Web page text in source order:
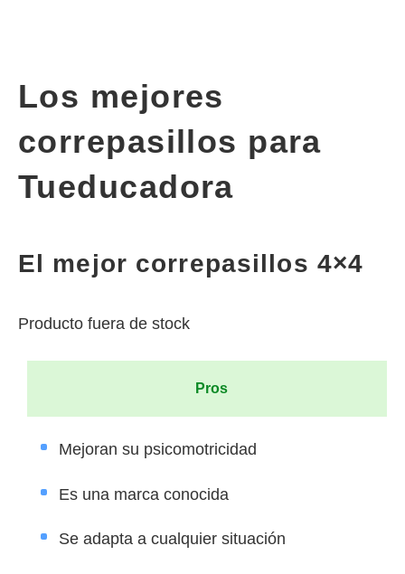
Los mejores
correpasillos para
Tueducadora
El mejor correpasillos 4×4
Producto fuera de stock
Pros
Mejoran su psicomotricidad
Es una marca conocida
Se adapta a cualquier situación